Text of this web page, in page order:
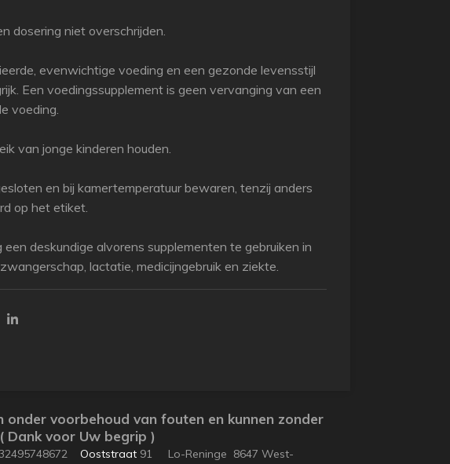
dosering niet overschrijden.
evenwichtige voeding en een gezonde levensstijl
Een voedingssupplement is geen vervanging van een
voeding.
van jonge kinderen houden.
en bij kamertemperatuur bewaren, tenzij anders
op het etiket.
een deskundige alvorens supplementen te gebruiken in
lactatie, medicijngebruik en ziekte.
P
voorbehoud van fouten en kunnen zonder
Dank voor Uw begrip )
Ooststraat 91 Lo-Reninge 8647 West-